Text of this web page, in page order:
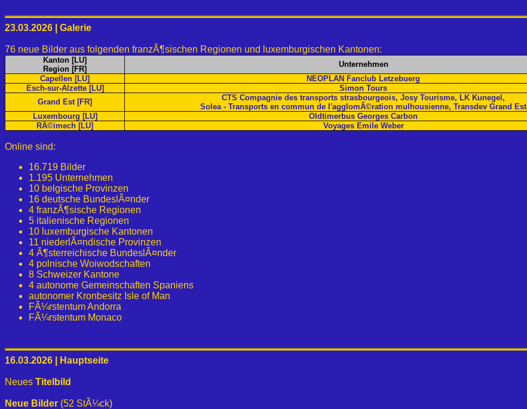
23.03.2026 | Galerie
76 neue Bilder aus folgenden franzÃ¶sischen Regionen und luxemburgischen Kantonen:
Kanton [LU]
Region [FR]
Unternehmen
Capellen [LU]
NEOPLAN Fanclub Letzebuerg
Esch-sur-Alzette [LU]
Simon Tours
Grand Est [FR]
CTS Compagnie des transports strasbourgeois, Josy Tourisme, LK Kunegel,
Solea - Transports en commun de l'agglomÃ©ration mulhousienne, Transdev Grand Est
Luxembourg [LU]
Oldtimerbus Georges Carbon
RÃ©imech [LU]
Voyages Emile Weber
Online sind:
16.719 Bilder
1.195 Unternehmen
10 belgische Provinzen
16 deutsche BundeslÃ¤nder
4 franzÃ¶sische Regionen
5 italienische Regionen
10 luxemburgische Kantonen
11 niederlÃ¤ndische Provinzen
4 Ã¶sterreichische BundeslÃ¤nder
4 polnische Woiwodschaften
8 Schweizer Kantone
4 autonome Gemeinschaften Spaniens
autonomer Kronbesitz Isle of Man
FÃ¼rstentum Andorra
FÃ¼rstentum Monaco
16.03.2026 | Hauptseite
Neues Titelbild
Neue Bilder (52 StÃ¼ck)